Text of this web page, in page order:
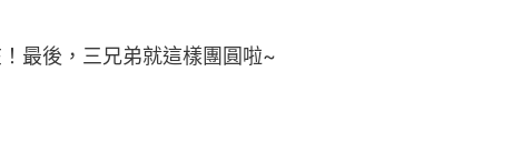
最後，三兄弟就這樣團圓啦~